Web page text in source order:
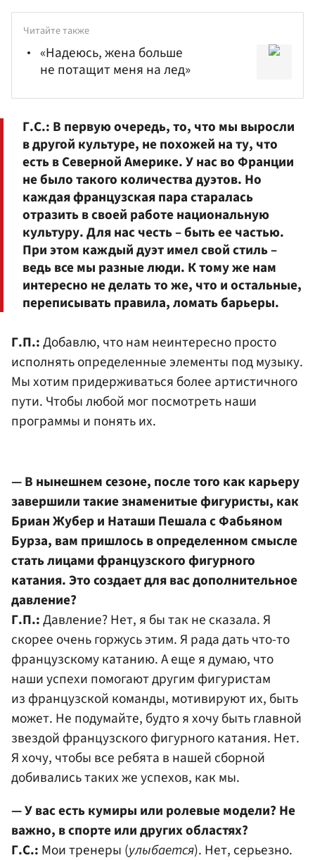
Читайте также
«Надеюсь, жена больше
не потащит меня на лед»
Г.С.: В первую очередь, то, что мы выросли
в другой культуре, не похожей на ту, что
есть в Северной Америке. У нас во Франции
не было такого количества дуэтов. Но
каждая французская пара старалась
отразить в своей работе национальную
культуру. Для нас честь – быть ее частью.
При этом каждый дуэт имел свой стиль –
ведь все мы разные люди. К тому же нам
интересно не делать то же, что и остальные,
переписывать правила, ломать барьеры.
Г.П.:Добавлю, что нам неинтересно просто
исполнять определенные элементы под музыку.
Мы хотим придерживаться более артистичного
пути. Чтобы любой мог посмотреть наши
программы и понять их.
— В нынешнем сезоне, после того как карьеру
завершили такие знаменитые фигуристы, как
Бриан Жубер и Наташи Пешала с Фабьяном
Бурза, вам пришлось в определенном смысле
стать лицами французского фигурного
катания. Это создает для вас дополнительное
давление?
Г.П.:Давление? Нет, я бы так не сказала. Я
скорее очень горжусь этим. Я рада дать что-то
французскому катанию. А еще я думаю, что
наши успехи помогают другим фигуристам
из французской команды, мотивируют их, быть
может. Не подумайте, будто я хочу быть главной
звездой французского фигурного катания. Нет.
Я хочу, чтобы все ребята в нашей сборной
добивались таких же успехов, как мы.
— У вас есть кумиры или ролевые модели? Не
важно, в спорте или других областях?
Г.С.: Мои тренеры (улыбается). Нет, серьезно.